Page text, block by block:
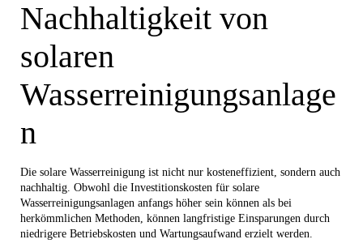
Nachhaltigkeit von
solaren
Wasserreinigungsanlage
n
Die solare Wasserreinigung ist nicht nur kosteneffizient, sondern auch
nachhaltig. Obwohl die Investitionskosten für solare
Wasserreinigungsanlagen anfangs höher sein können als bei
herkömmlichen Methoden, können langfristige Einsparungen durch
niedrigere Betriebskosten und Wartungsaufwand erzielt werden.